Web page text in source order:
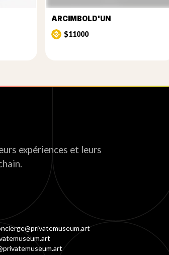
ARCIMBOLD'UN
$11000
expériences et leurs